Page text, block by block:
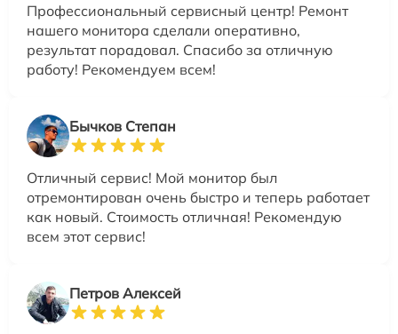
Профессиональный сервисный центр! Ремонт
нашего монитора сделали оперативно,
результат порадовал. Спасибо за отличную
работу! Рекомендуем всем!
Бычков Степан
Отличный сервис! Мой монитор был
отремонтирован очень быстро и теперь работает
как новый. Стоимость отличная! Рекомендую
всем этот сервис!
Петров Алексей